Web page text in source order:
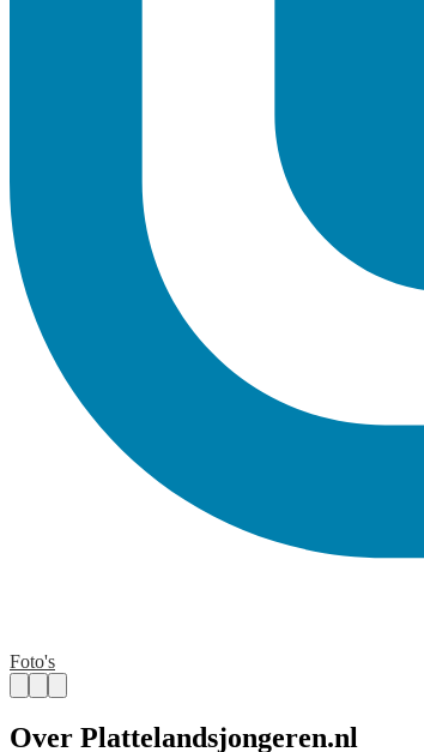
Foto's
Over Plattelandsjongeren.nl